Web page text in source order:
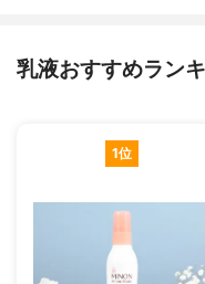
乳液おすすめラン
1位